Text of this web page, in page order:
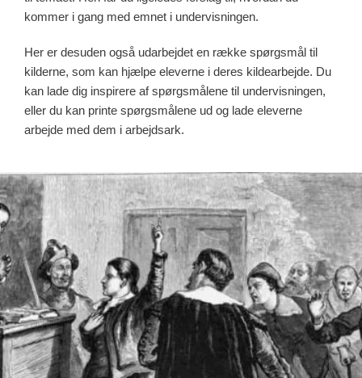
kommer i gang med emnet i undervisningen.
Her er desuden også udarbejdet en række spørgsmål til
kilderne, som kan hjælpe eleverne i deres kildearbejde. Du
kan lade dig inspirere af spørgsmålene til undervisningen,
eller du kan printe spørgsmålene ud og lade eleverne
arbejde med dem i arbejdsark.